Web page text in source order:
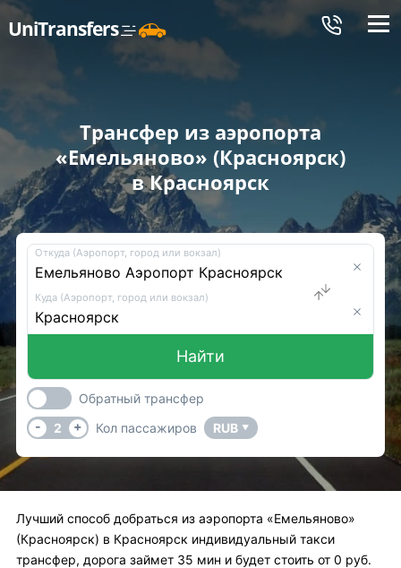
UniTransfers Меню
Трансфер из аэропорта
«Емельяново» (Красноярск)
в Красноярск
Откуда (Аэропорт, город или вокзал)
Куда (Аэропорт, город или вокзал)
Найти
Обратный трансфер
-
2 + Кол пассажиров RUB ▼
Лучший способ добраться из аэропорта «Емельяново»
(Красноярск) в Красноярск индивидуальный такси
трансфер, дорога займет 35 мин и будет стоить от 0 руб.